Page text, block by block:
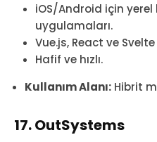
iOS/Android için
uygulamaları.
Vue.js, React ve
Hafif ve hızlı.
Kullanım Alanı: Hibrit
17. OutSystems